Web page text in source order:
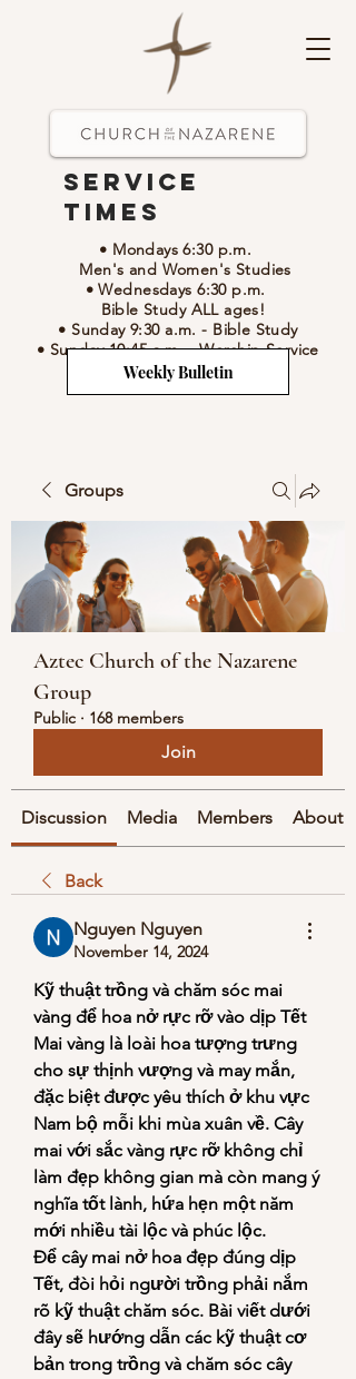
• Mondays 6:30 p.m.
Men's and Women's Studies
• Wednesdays 6:30 p.m.
Bible Study ALL ages!
• Sunday 9:30 a.m. - Bible Study
• Sunday 10:45 a.m.-Worship Service
Service
Times
Weekly Bulletin
Groups
Aztec Church of the Nazarene
Group
Public · 168 members
Join
Discussion Media Members About
Back
Nguyen Nguyen
November 14, 2024
Kỹ thuật trồng và chăm sóc mai
vàng để hoa nở rực rỡ vào dịp Tết
Mai vàng là loài hoa tượng trưng
cho sự thịnh vượng và may mắn,
đặc biệt được yêu thích ở khu vực
Nam bộ mỗi khi mùa xuân về. Cây
mai với sắc vàng rực rỡ không chỉ
làm đẹp không gian mà còn mang ý
nghĩa tốt lành, hứa hẹn một năm
mới nhiều tài lộc và phúc lộc.
Để cây mai nở hoa đẹp đúng dịp
Tết, đòi hỏi người trồng phải nắm
rõ kỹ thuật chăm sóc. Bài viết dưới
đây sẽ hướng dẫn các kỹ thuật cơ
bản trong trồng và chăm sóc cây